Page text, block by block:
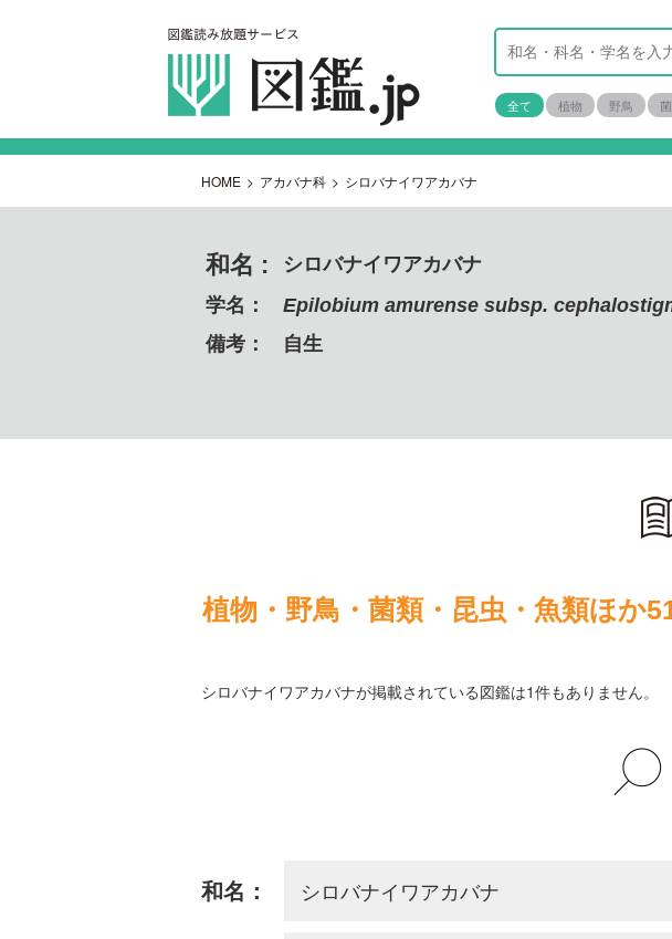
全て 植物 野鳥
HOME > アカバナ科 > シロバナイワアカバナ
和名 :
シロバナイワアカバナ
学名：
Epilobium amurense subsp.
備考：
自生
植物・野鳥・菌類・昆虫・魚類ほか
シロバナイワアカバナが掲載されている図鑑は1件もありません。
和名： シロバナイワアカバナ